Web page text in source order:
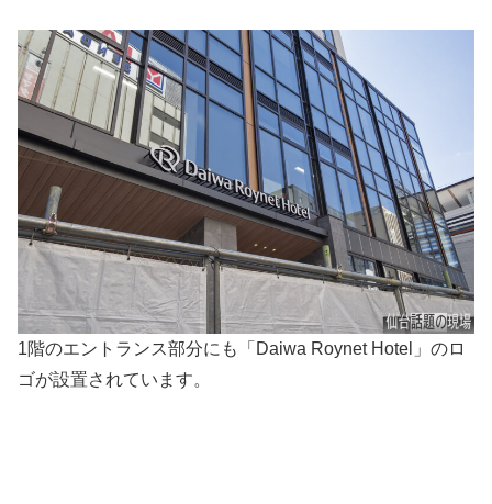
1階のエントランス部分にも「Daiwa Roynet Hotel」のロ
ゴが設置されています。